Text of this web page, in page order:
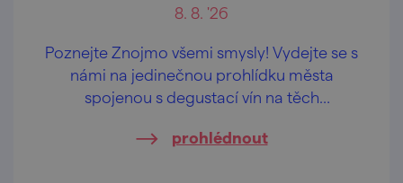
8. 8. '26
Poznejte Znojmo všemi smysly! Vydejte se s
námi na jedinečnou prohlídku města
spojenou s degustací vín na těch
prohlédnout